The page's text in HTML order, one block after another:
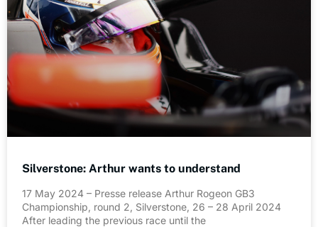
Silverstone: Arthur wants to understand
17 May 2024 – Presse release Arthur Rogeon GB3
Championship, round 2, Silverstone, 26 – 28 April 2024
After leading the previous race until the